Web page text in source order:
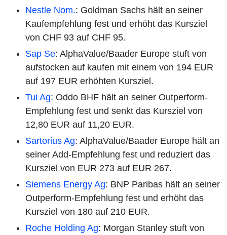
Nestle Nom.: Goldman Sachs hält an seiner
Kaufempfehlung fest und erhöht das Kursziel
von CHF 93 auf CHF 95.
Sap Se: AlphaValue/Baader Europe stuft von
aufstocken auf kaufen mit einem von 194 EUR
auf 197 EUR erhöhten Kursziel.
Tui Ag: Oddo BHF hält an seiner Outperform-
Empfehlung fest und senkt das Kursziel von
12,80 EUR auf 11,20 EUR.
Sartorius Ag: AlphaValue/Baader Europe hält an
seiner Add-Empfehlung fest und reduziert das
Kursziel von EUR 273 auf EUR 267.
Siemens Energy Ag: BNP Paribas hält an seiner
Outperform-Empfehlung fest und erhöht das
Kursziel von 180 auf 210 EUR.
Roche Holding Ag: Morgan Stanley stuft von